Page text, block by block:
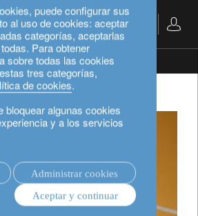
puede configurar sus
al uso de cookies: aceptar
categorías, aceptarlas
Para obtener
sobre todas las cookies
tres categorías,
de cookies.
bloquear algunas cookies
y a los servicios
Administrar cookies
Aceptar y continuar
Jean-Pascal Porcherot